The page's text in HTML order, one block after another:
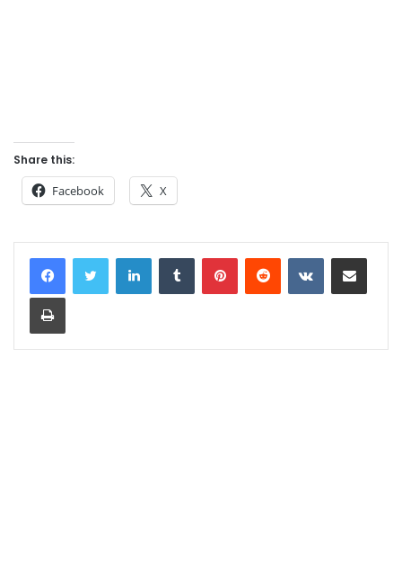
Share this:
Facebook X
LinkedInTumblr PinterestReddit VKontakteShare via Email
Print